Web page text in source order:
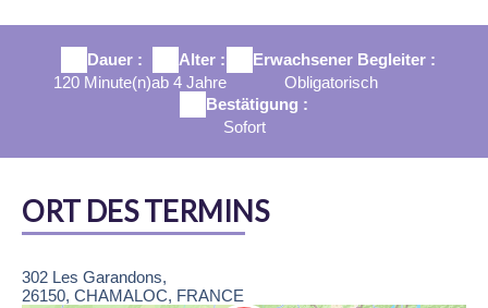
wird destilliert und wie verwandelt eine Brennblase eine
Pflanze in ätherisches Öl? Dann geht es ab aufs Feld: Mit
der Sichel in der Hand schneiden Sie den Lavendel, bündeln
ihn und kehren zur Destillerie zurück, wo die vorgeheizte
Brennblase bereits einsatzbereit ist.
Die Geschichte geht weiter „im Herzen der Maschinen"": Die
einfache Erläuterungen zu Dampf, Kondensation und
Trennung sowie einen Besuch der restaurierten antiken
Destillierapparate. Der Workshop schließt mit einer
Geruchsprobe zur Unterscheidung von Lavendel und
Lavandin, der Verkostung eines handgefertigten
Dauer :
120 Minute(n)
Alter :
ab 4 Jahre
Erwachsener Begleiter :
Obligatorisch
Bestätigung :
Sofort
ORT DES TERMINS
302 Les Garandons,
26150, CHAMALOC, FRANCE